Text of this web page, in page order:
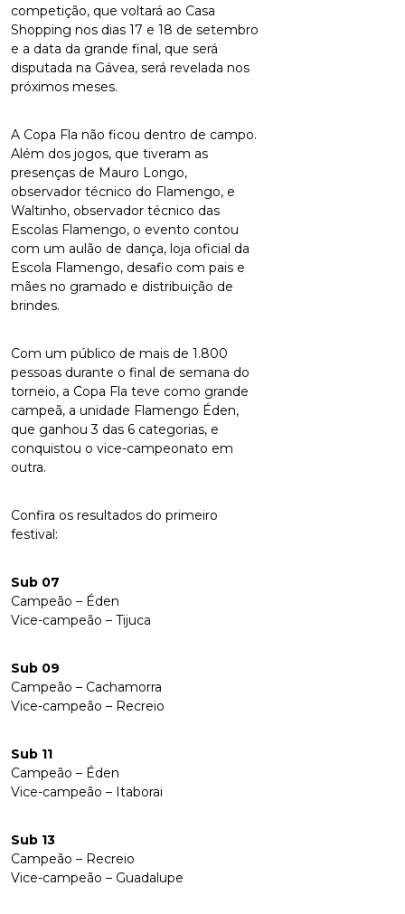
competição, que voltará ao Casa
Shopping nos dias 17 e 18 de setembro
e a data da grande final, que será
disputada na Gávea, será revelada nos
próximos meses.
A Copa Fla não ficou dentro de campo.
Além dos jogos, que tiveram as
presenças de Mauro Longo,
observador técnico do Flamengo, e
Waltinho, observador técnico das
Escolas Flamengo, o evento contou
com um aulão de dança, loja oficial da
Escola Flamengo, desafio com pais e
mães no gramado e distribuição de
brindes.
Com um público de mais de 1.800
pessoas durante o final de semana do
torneio, a Copa Fla teve como grande
campeã, a unidade Flamengo Éden,
que ganhou 3 das 6 categorias, e
conquistou o vice-campeonato em
outra.
Confira os resultados do primeiro
festival:
Sub 07
Campeão – Éden
Vice-campeão – Tijuca
Sub 09
Campeão – Cachamorra
Vice-campeão – Recreio
Sub 11
Campeão – Éden
Vice-campeão – Itaborai
Sub 13
Campeão – Recreio
Vice-campeão – Guadalupe